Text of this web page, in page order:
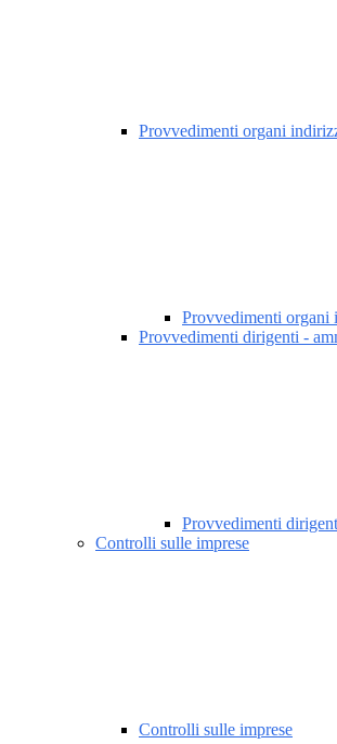
Provvedimenti organi
Provvedimenti
Provvedimenti dirigenti -
Provvedimenti
Controlli sulle imprese
Controlli sulle imprese